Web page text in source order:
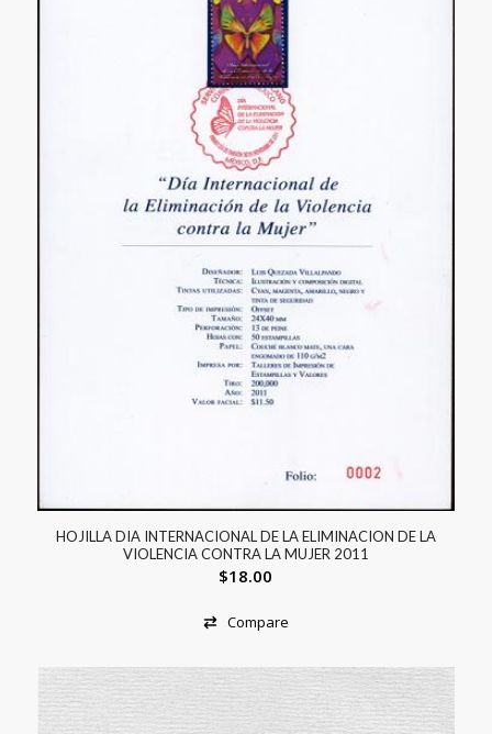
HOJILLA DIA INTERNACIONAL DE LA ELIMINACION DE LA
VIOLENCIA CONTRA LA MUJER 2011
$18.00
Compare